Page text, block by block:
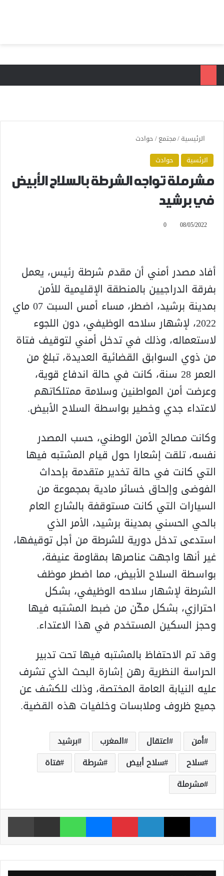
الرئيسية/مجتمع/حوادث
الرئسية
حوادث
مشرملة تواجه الشرطة بالسلاح الأبيض
في برشيد
08/05/2022
0
أفاد مصدر أمني أن مقدم شرطة رئيس، يعمل
بفرقة الدراجيين بالمنطقة الإقليمية للأمن
بمدينة برشيد، اضطر، مساء أمس السبت 07 ماي
2022، لإشهار سلاحه الوظيفي، دون اللجوء
لاستعماله، وذلك في تدخل أمني لتوقيف فتاة
من ذوي السوابق القضائية العديدة، تبلغ من
العمر 28 سنة، كانت في حالة اندفاع قوية،
وعرضت أمن المواطنين وسلامة ممتلكاتهم
لاعتداء جدي وخطير بواسطة السلاح الأبيض.
وكانت مصالح الأمن الوطني، حسب المصدر
نفسه، تلقت إشعارا حول قيام المشتبه فيها
التي كانت في حالة تخدير متقدمة بإحداث
الفوضى وإلحاق خسائر مادية بمجموعة من
السيارات التي كانت مستوقفة بالشارع العام
بالحي الحسني بمدينة برشيد، الأمر الذي
استدعى تدخل دورية للشرطة من أجل توقيفها،
غير أنها واجهت عناصرها بمقاومة عنيفة،
بواسطة السلاح الأبيض، مما اضطر موظف
الشرطة لإشهار سلاحه الوظيفي، بشكل
احترازي، بشكل مكّن من ضبط المشتبه فيها
وحجز السكين المستخدم في هذا الاعتداء.
وقد تم الاحتفاظ بالمشتبه فيها تحت تدبير
الحراسة النظرية رهن إشارة البحث الذي تشرف
عليه النيابة العامة المختصة، وذلك للكشف عن
جميع ظروف وملابسات وخلفيات هذه القضية.
أمن اعتقال المغرب
برشيد
سلاح
سلاح أبيض شرطة
فتاة
مشرملة
فيسبوك ‫X لينكدإن بينتيريست ماسنجر واتساب مشاركة عبر البريد